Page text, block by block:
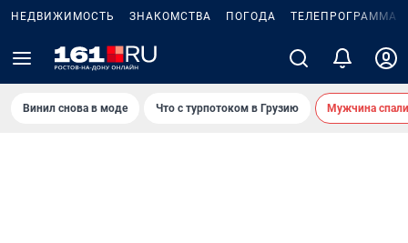
НЕДВИЖИМОСТЬ ЗНАКОМСТВА ПОГОДА ТЕЛЕПРОГРАММА
Винил снова в моде Что с турпотоком в Грузию Мужчина